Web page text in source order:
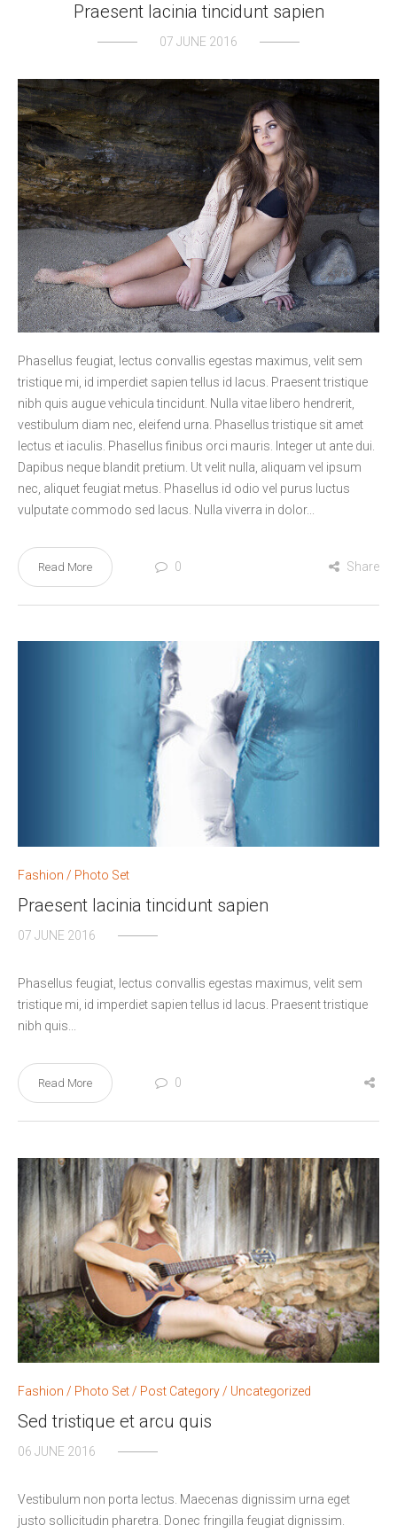
Praesent lacinia tincidunt sapien
07 JUNE 2016
Phasellus feugiat, lectus convallis egestas maximus, velit sem
tristique mi, id imperdiet sapien tellus id lacus. Praesent tristique
nibh quis augue vehicula tincidunt. Nulla vitae libero hendrerit,
vestibulum diam nec, eleifend urna. Phasellus tristique sit amet
lectus et iaculis. Phasellus finibus orci mauris. Integer ut ante dui.
Dapibus neque blandit pretium. Ut velit nulla, aliquam vel ipsum
nec, aliquet feugiat metus. Phasellus id odio vel purus luctus
vulputate commodo sed lacus. Nulla viverra in dolor...
Read More 0 Share
Fashion / Photo Set
Praesent lacinia tincidunt sapien
07 JUNE 2016
Phasellus feugiat, lectus convallis egestas maximus, velit sem
tristique mi, id imperdiet sapien tellus id lacus. Praesent tristique
nibh quis...
Read More 0
Fashion / Photo Set / Post Category / Uncategorized
Sed tristique et arcu quis
06 JUNE 2016
Vestibulum non porta lectus. Maecenas dignissim urna eget
justo sollicitudin pharetra. Donec fringilla feugiat dignissim.